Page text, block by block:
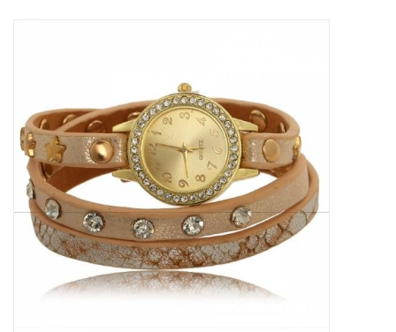
Haaraccesoires
Zonnebrillen
Fashion
ON THE BEACH